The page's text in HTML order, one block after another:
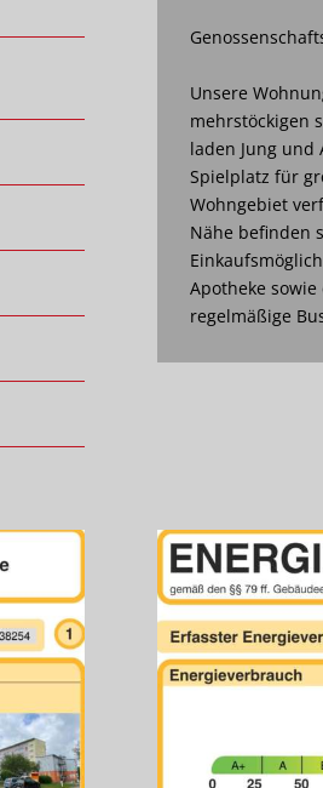
Unsere
mehrstöckigen
laden Jung und
Spielplatz für
Wohngebiet
Nähe befinden
Apotheke
regelmäßige